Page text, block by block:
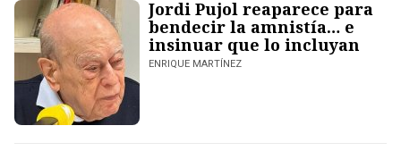
Jordi Pujol reaparece para
bendecir la amnistía… e
insinuar que lo incluyan
ENRIQUE MARTÍNEZ